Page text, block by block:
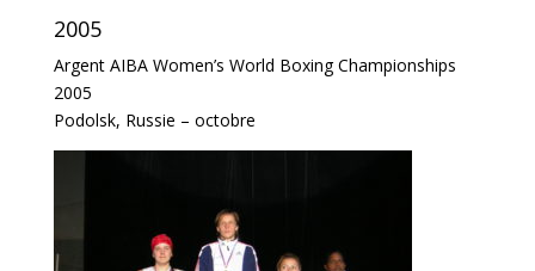
2005
Argent AIBA Women’s World Boxing Championships
2005
Podolsk, Russie – octobre